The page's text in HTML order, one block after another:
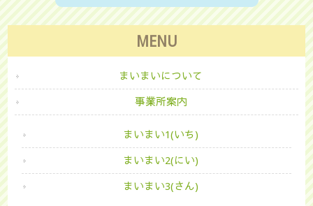
MENU
まいまいについて
事業所案内
まいまい1(いち)
まいまい2(にい)
まいまい3(さん)